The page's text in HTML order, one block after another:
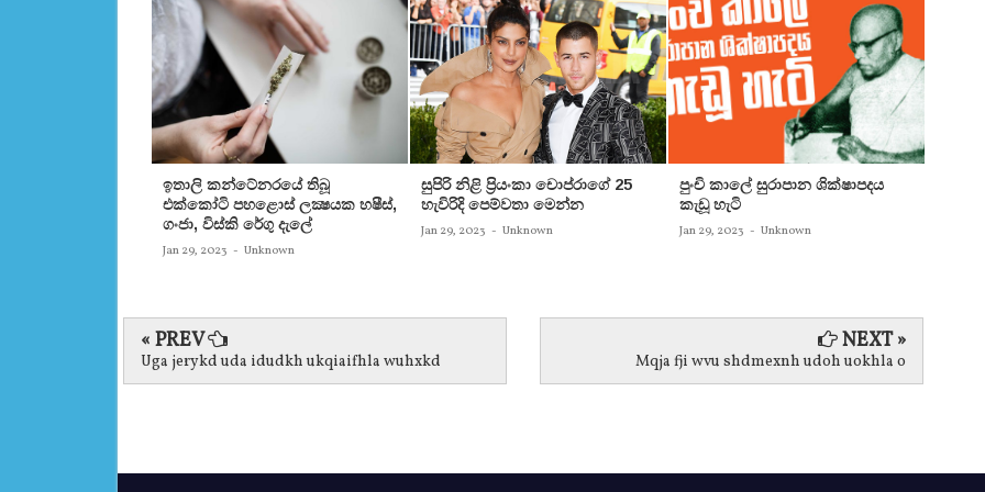
ඉතාලි කන්ටේනරයේ තිබූ
එක්‌කෝටි පහළොස්‌ ලක්‍ෂයක හෂීස්‌,
ගංජා, විස්‌කි රේගු දැලේ
Jan 29, 2023 - Unknown
සුපිරි නිළි ප්‍රියංකා චොප්රාගේ 25
හැවිරිදි පෙම්වතා මෙන්න
Jan 29, 2023 - Unknown
පුංචි කාලේ සුරාපාන ශික්ෂාපදය
කැඩූ හැටි
Jan 29, 2023 - Unknown
« PREV
Uga jerykd uda idudkh ukqiaifhla wuhxkd
NEXT »
Mqja fji wvu shdmexnh udoh uokhla o